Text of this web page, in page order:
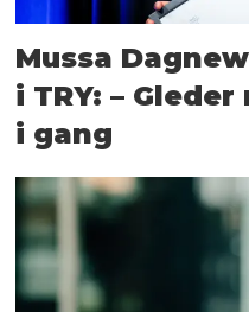
Mussa
i TRY: –
i gang